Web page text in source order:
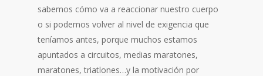
sabemos cómo va a reaccionar nuestro cuerpo
o si podemos volver al nivel de exigencia que
teníamos antes, porque muchos estamos
apuntados a circuitos, medias maratones,
maratones, triatlones…y la motivación por